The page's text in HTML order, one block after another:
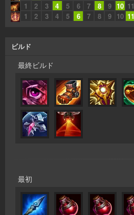
1
2 3 4 5 6 7 8 9 10 11
1
2 3 4 5 6 7 8 9 10 11
ビルド
最終ビルド
最初